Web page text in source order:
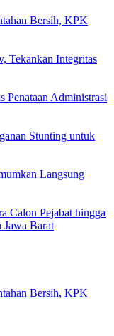
Bersih, KPK
Tekankan Integritas
Penataan Administrasi
Stunting untuk
Langsung
Calon Pejabat hingga
Jawa Barat
Bersih, KPK